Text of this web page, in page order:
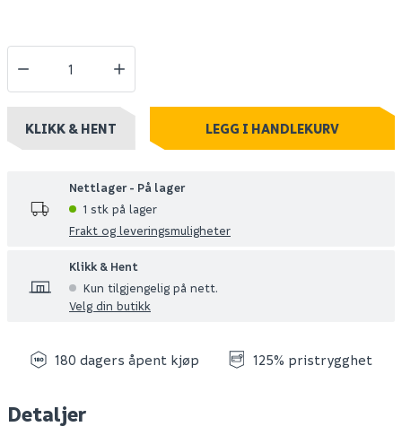
KLIKK & HENT LEGG I HANDLEKURV
Nettlager - På lager
1 stk på lager
Frakt og leveringsmuligheter
Klikk & Hent
Kun tilgjengelig på nett.
Velg din butikk
180 dagers åpent kjøp 125% pristrygghet
Detaljer